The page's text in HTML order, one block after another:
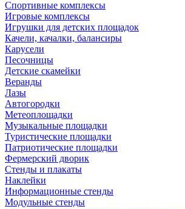
Спортивные комплексы
Игровые комплексы
Игрушки для детских площадок
Качели, качалки, балансиры
Карусели
Песочницы
Детские скамейки
Веранды
Лазы
Автогородки
Метеоплощадки
Музыкальные площадки
Туристические площадки
Патриотические площадки
Фермерский дворик
Стенды и плакаты
Наклейки
Информационные стенды
Модульные стенды